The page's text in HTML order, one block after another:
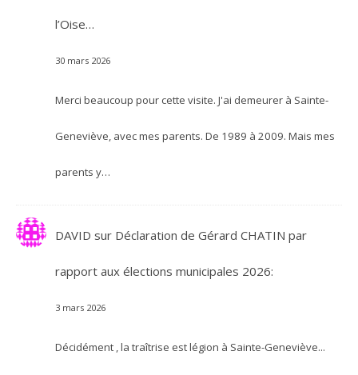
l’Oise…
30 mars 2026
Merci beaucoup pour cette visite. J'ai demeurer à Sainte-
Geneviève, avec mes parents. De 1989 à 2009. Mais mes
parents y…
DAVID sur Déclaration de Gérard CHATIN par
rapport aux élections municipales 2026:
3 mars 2026
Décidément , la traîtrise est légion à Sainte-Geneviève...